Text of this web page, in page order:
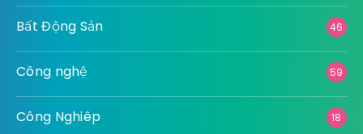
Bất Động Sản 46
Công nghệ 59
Công Nghiêp 18